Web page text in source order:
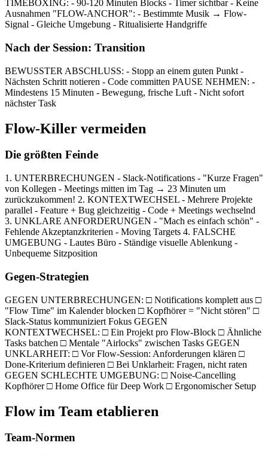
TIMEBOXING: - 90-120 Minuten Blocks - Timer sichtbar - Keine
Ausnahmen "FLOW-ANCHOR": - Bestimmte Musik → Flow-
Signal - Gleiche Umgebung - Ritualisierte Handgriffe
Nach der Session: Transition
BEWUSSTER ABSCHLUSS: - Stopp an einem guten Punkt -
Nächsten Schritt notieren - Code committen PAUSE NEHMEN: -
Mindestens 15 Minuten - Bewegung, frische Luft - Nicht sofort
nächster Task
Flow-Killer vermeiden
Die größten Feinde
1. UNTERBRECHUNGEN - Slack-Notifications - "Kurze Fragen"
von Kollegen - Meetings mitten im Tag → 23 Minuten um
zurückzukommen! 2. KONTEXTWECHSEL - Mehrere Projekte
parallel - Feature + Bug gleichzeitig - Code + Meetings wechselnd
3. UNKLARE ANFORDERUNGEN - "Mach es einfach schön" -
Fehlende Akzeptanzkriterien - Moving Targets 4. FALSCHE
UMGEBUNG - Lautes Büro - Ständige visuelle Ablenkung -
Unbequeme Sitzposition
Gegen-Strategien
GEGEN UNTERBRECHUNGEN: □ Notifications komplett aus □
"Flow Time" im Kalender blocken □ Kopfhörer = "Nicht stören" □
Slack-Status kommuniziert Fokus GEGEN
KONTEXTWECHSEL: □ Ein Projekt pro Flow-Block □ Ähnliche
Tasks batchen □ Mentale "Airlocks" zwischen Tasks GEGEN
UNKLARHEIT: □ Vor Flow-Session: Anforderungen klären □
Done-Kriterium definieren □ Bei Unklarheit: Fragen, nicht raten
GEGEN SCHLECHTE UMGEBUNG: □ Noise-Cancelling
Kopfhörer □ Home Office für Deep Work □ Ergonomischer Setup
Flow im Team etablieren
Team-Normen